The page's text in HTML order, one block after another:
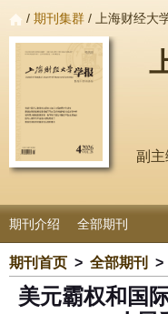
/ 期刊集群 / 上海财经大
副
期刊介绍 全部期刊
期刊首页 > 全部期刊 >
美元霸权和国